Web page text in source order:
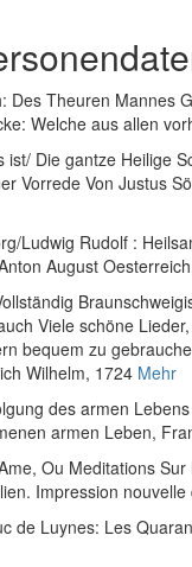
: Des Theuren Mannes
Welche aus allen
ist/ Die gantze Heilige
Vorrede Von Justus
/Ludwig Rudolf :
August
Viele schöne
bequem zu
Wilhelm, 1724 Mehr
des armen
armen Leben,
Ou Meditations
Impression
de Luynes: Les